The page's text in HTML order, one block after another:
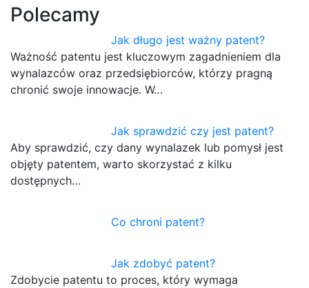
Polecamy
Jak długo jest ważny patent?
Ważność patentu jest kluczowym zagadnieniem dla
wynalazców oraz przedsiębiorców, którzy pragną
chronić swoje innowacje. W…
Jak sprawdzić czy jest patent?
Aby sprawdzić, czy dany wynalazek lub pomysł jest
objęty patentem, warto skorzystać z kilku
dostępnych…
Co chroni patent?
Jak zdobyć patent?
Zdobycie patentu to proces, który wymaga